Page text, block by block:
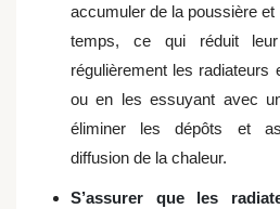
accumuler de la poussière
temps, ce qui réduit leur
régulièrement les radiateurs
ou en les essuyant avec
éliminer les dépôts et
diffusion de la chaleur.
S’assurer que les